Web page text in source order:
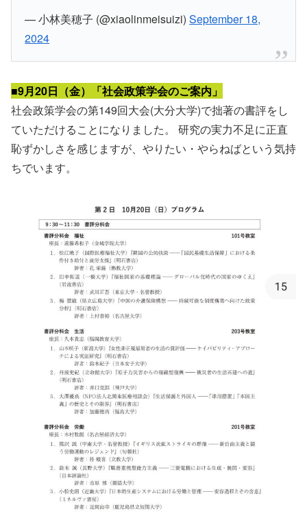
— 小林美穂子 (@xiaolinmeisuizi)September 18,
2024
■9月20日（金）「社会政策学会のご案内」
社会政策学会の第149回大会(大分大学)で拙著の書評をし
ていただけることになりました。 研究の実力不足に正直
恥ずかしさを感じますが、やりたい・やらねばという気持
ちでいます。